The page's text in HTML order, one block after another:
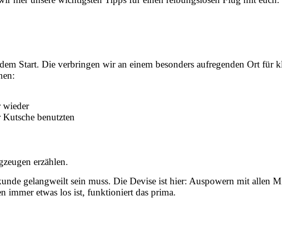
Start. Die verbringen wir an einem besonders aufregenden Ort für
wieder
benutzten
erzählen.
gelangweilt sein muss. Die Devise ist hier: Auspowern mit allen
immer etwas los ist, funktioniert das prima.